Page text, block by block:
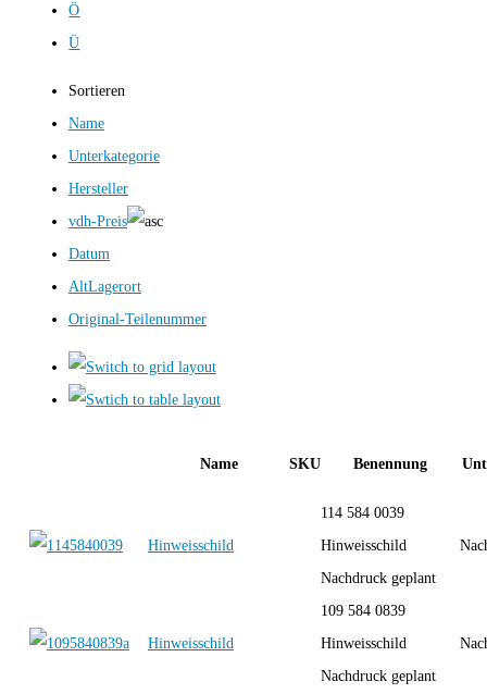
Ö
Ü
Sortieren
Name
Unterkategorie
Hersteller
vdh-Preis
Datum
AltLagerort
Original-Teilenummer
Name SKU Benennung
Hinweisschild
114 584 0039
Hinweisschild
Nachdruck geplant
Hinweisschild
109 584 0839
Hinweisschild
Nachdruck geplant